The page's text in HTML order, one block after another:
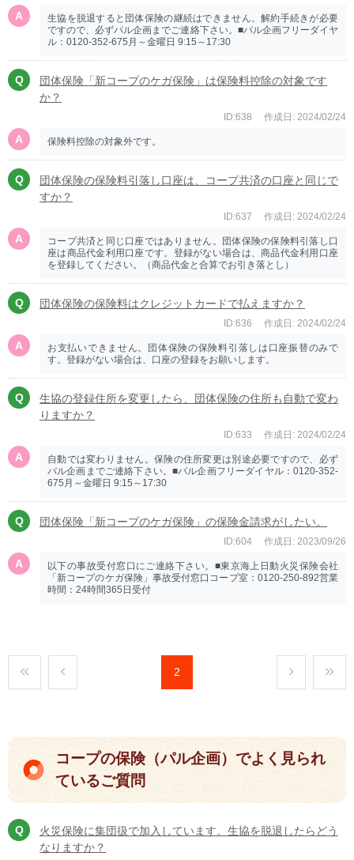
生協を脱退すると団体保険の継続はできません。解約手続きが必要
ですので、必ずパル企画までご連絡下さい。■パル企画フリーダイヤ
ル：0120-352-675月～金曜日 9:15～17:30
団体保険「新コープのケガ保険」は保険料控除の対象です
か？
ID:638 作成日: 2024/02/24
保険料控除の対象外です。
団体保険の保険料引落し口座は、コープ共済の口座と同じで
すか？
ID:637 作成日: 2024/02/24
コープ共済と同じ口座ではありません。団体保険の保険料引落し口
座は商品代金利用口座です。登録がない場合は、商品代金利用口座
を登録してください。（商品代金と合算でお引き落とし）
団体保険の保険料はクレジットカードで払えますか？
ID:636 作成日: 2024/02/24
お支払いできません。団体保険の保険料引落しは口座振替のみで
す。登録がない場合は、口座の登録をお願いします。
生協の登録住所を変更したら、団体保険の住所も自動で変わ
りますか？
ID:633 作成日: 2024/02/24
自動では変わりません。保険の住所変更は別途必要ですので、必ず
パル企画までご連絡下さい。■パル企画フリーダイヤル：0120-352-
675月～金曜日 9:15～17:30
団体保険「新コープのケガ保険」の保険金請求がしたい。
ID:604 作成日: 2023/09/26
以下の事故受付窓口にご連絡下さい。■東京海上日動火災保険会社
「新コープのケガ保険」事故受付窓口コープ室：0120-250-892営業
時間：24時間365日受付
2
コープの保険（パル企画）でよく見られ
ているご質問
火災保険に集団扱で加入しています。生協を脱退したらどう
なりますか？